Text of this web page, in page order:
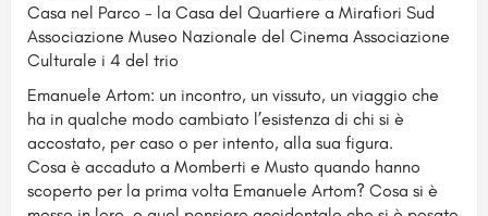
Casa nel Parco - la Casa del Quartiere a Mirafiori Sud
Associazione Museo Nazionale del Cinema Associazione
Culturale i 4 del trio
Emanuele Artom: un incontro, un vissuto, un viaggio che
ha in qualche modo cambiato l’esistenza di chi si è
accostato, per caso o per intento, alla sua figura.
Cosa è accaduto a Momberti e Musto quando hanno
scoperto per la prima volta Emanuele Artom? Cosa si è